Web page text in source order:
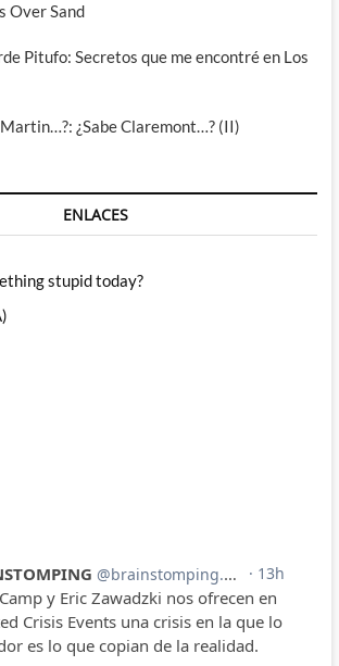
Over Sand
Pitufo: Secretos que me encontré en Los
Martin…?: ¿Sabe Claremont…? (II)
ENLACES
stupid today?